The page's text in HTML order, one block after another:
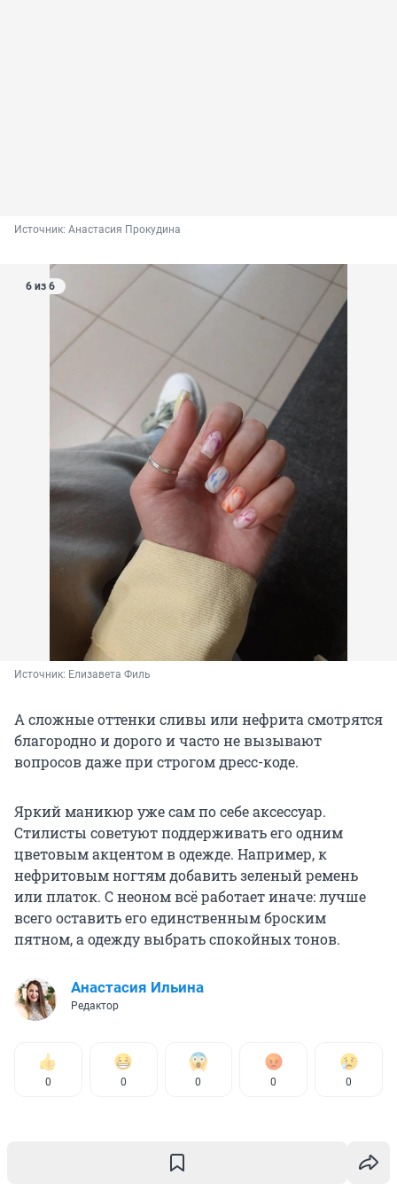
Источник: Анастасия Прокудина
6 из 6
Источник: Елизавета Филь
А сложные оттенки сливы или нефрита смотрятся
благородно и дорого и часто не вызывают
вопросов даже при строгом дресс-коде.
Яркий маникюр уже сам по себе аксессуар.
Стилисты советуют поддерживать его одним
цветовым акцентом в одежде. Например, к
нефритовым ногтям добавить зеленый ремень
или платок. С неоном всё работает иначе: лучше
всего оставить его единственным броским
пятном, а одежду выбрать спокойных тонов.
Анастасия Ильина
Редактор
0 0 0 0 0